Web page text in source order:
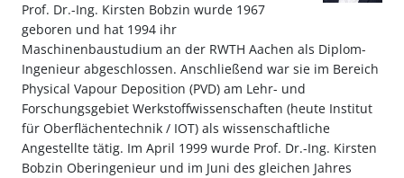
Prof. Dr.-Ing. Kirsten Bobzin wurde 1967
geboren und hat 1994 ihr
Maschinenbaustudium an der RWTH Aachen als Diplom-
Ingenieur abgeschlossen. Anschließend war sie im Bereich
Physical Vapour Deposition (PVD) am Lehr- und
Forschungsgebiet Werkstoffwissenschaften (heute Institut
für Oberflächentechnik / IOT) als wissenschaftliche
Angestellte tätig. Im April 1999 wurde Prof. Dr.-Ing. Kirsten
Bobzin Oberingenieur und im Juni des gleichen Jahres